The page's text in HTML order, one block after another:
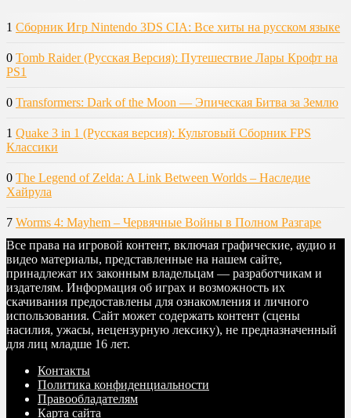
1 Сборник Игр Nintendo 3DS CIA: Все хиты на русском языке
0 Tomb Raider (Русская Версия): Путешествие Лары Крофт на
PS1
0 Transformers: Dark of the Moon — Эпическая Битва за Землю
1 Quake 3 in 1 (Русская версия): Культовый Сборник FPS
Классики
0 The Legend of Zelda: A Link Between Worlds – Наследие
Хайрула
7 Worms 4: Mayhem – Червячные Войны в Полном Разгаре
Все права на игровой контент, включая графические, аудио и
видео материалы, представленные на нашем сайте,
принадлежат их законным владельцам — разработчикам и
издателям. Информация об играх и возможность их
скачивания предоставлены для ознакомления и личного
использования. Сайт может содержать контент (сцены
насилия, ужасы, нецензурную лексику), не предназначенный
для лиц младше 16 лет.
Контакты
Политика конфиденциальности
Правообладателям
Карта сайта